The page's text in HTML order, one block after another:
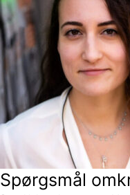
Spørgsmål